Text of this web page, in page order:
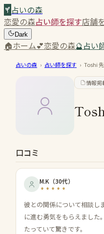
占いの森
恋愛の森占い師を探す店舗
Dark
🏠ホーム💕恋愛の森🔮占い
占いの森 › 占い師を探す › Toshi
情報掲
口コミ
M.K （30代）
彼との関係について相談し
に進む勇気をもらえました
たっていて驚きです。